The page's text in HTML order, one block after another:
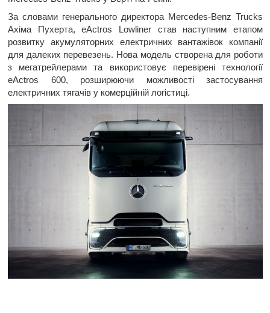
За словами генерального директора Mercedes-Benz Trucks
Ахіма Пухерта, eActros Lowliner став наступним етапом
розвитку акумуляторних електричних вантажівок компанії
для далеких перевезень. Нова модель створена для роботи
з мегатрейлерами та використовує перевірені технології
eActros 600, розширюючи можливості застосування
електричних тягачів у комерційній логістиці.